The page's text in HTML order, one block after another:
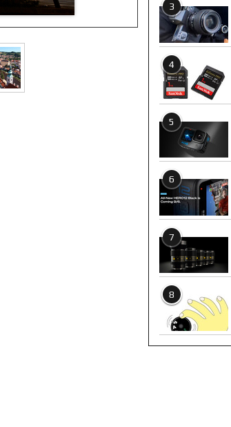
3
4
5
6
7
8